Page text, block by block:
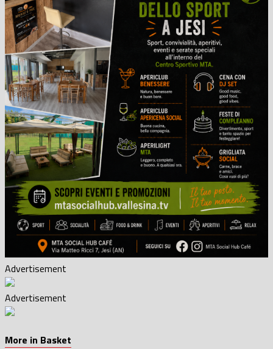
Advertisement
Advertisement
More in Basket